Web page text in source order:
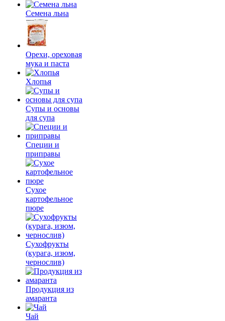
Семена льна
Орехи, ореховая
мука и паста
Хлопья
Супы и основы
для супа
Специи и
приправы
Сухое
картофельное
пюре
Сухофрукты
(курага, изюм,
чернослив)
Продукция из
амаранта
Чай